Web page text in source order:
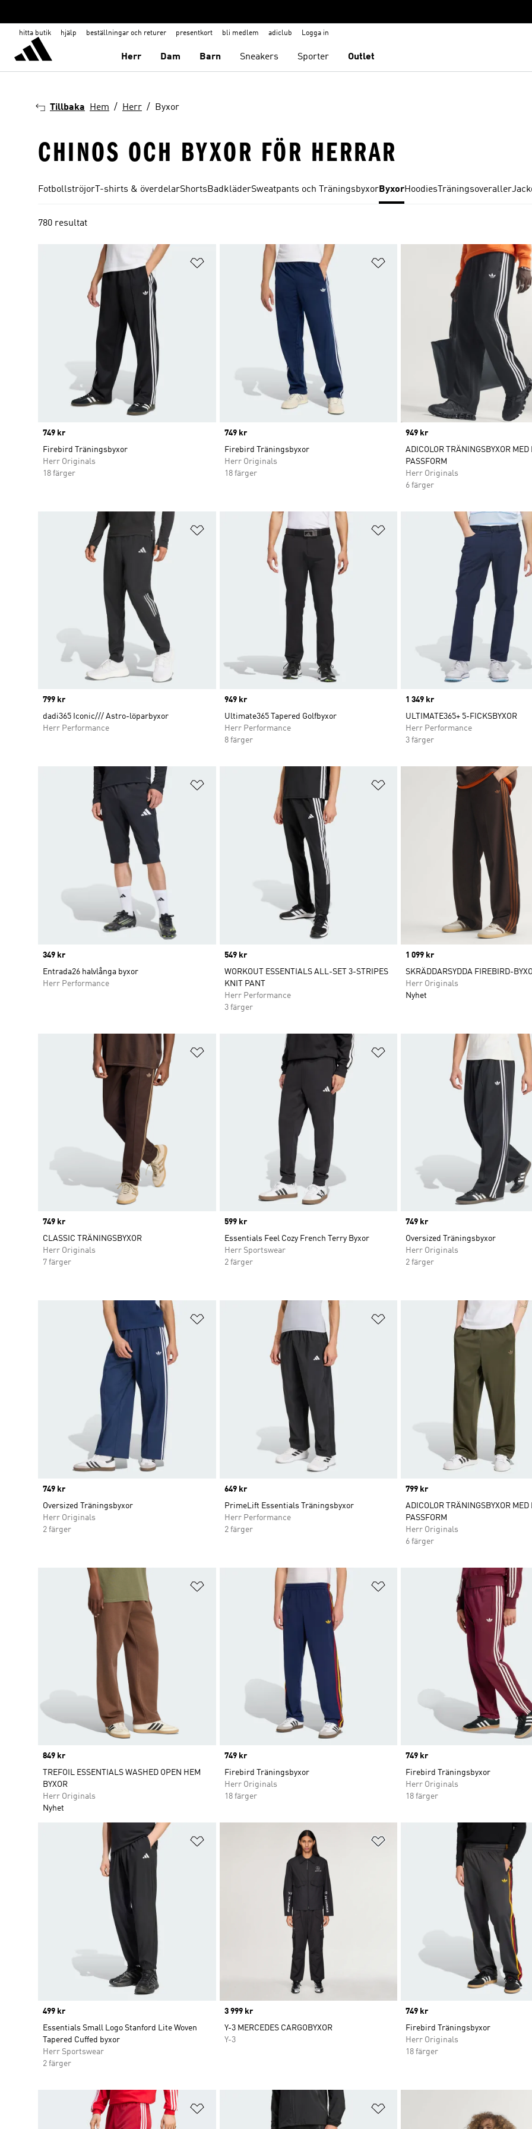
hitta butik hjälp beställningar och returer presentkort bli medlem adiclub Logga in
Herr Dam Barn Sneakers Sporter Outlet
Tillbaka Hem Herr Byxor
CHINOS OCH BYXOR FÖR HERRAR
Fotbollströjor T-shirts & överdelarShortsBadkläderSweatpants och TräningsbyxorByxorHoodies Träningsoveraller
780 resultat
Lägg till på önskelistan
Price
749 kr
Firebird Träningsbyxor
Herr Originals
18 färger
Lägg till på önskelistan
Price
749 kr
Firebird Träningsbyxor
Herr Originals
18 färger
Price
949 kr
ADICOLOR TRÄNINGSBYXOR MED
PASSFORM
Herr Originals
6 färger
Lägg till på önskelistan
Price
799 kr
dadi365 Iconic/// Astro-löparbyxor
Herr Performance
Lägg till på önskelistan
Price
949 kr
Ultimate365 Tapered Golfbyxor
Herr Performance
8 färger
Price
1 349 kr
ULTIMATE365+ 5-FICKSBYXOR
Herr Performance
3 färger
Lägg till på önskelistan
Price
349 kr
Entrada26 halvlånga byxor
Herr Performance
Lägg till på önskelistan
Price
549 kr
WORKOUT ESSENTIALS ALL-SET 3-STRIPES
KNIT PANT
Herr Performance
3 färger
Price
1 099 kr
SKRÄDDARSYDDA FIREBIRD-
Herr Originals
Nyhet
Lägg till på önskelistan
Price
749 kr
CLASSIC TRÄNINGSBYXOR
Herr Originals
7 färger
Lägg till på önskelistan
Price
599 kr
Essentials Feel Cozy French Terry Byxor
Herr Sportswear
2 färger
Price
749 kr
Oversized Träningsbyxor
Herr Originals
2 färger
Lägg till på önskelistan
Price
749 kr
Oversized Träningsbyxor
Herr Originals
2 färger
Lägg till på önskelistan
Price
649 kr
PrimeLift Essentials Träningsbyxor
Herr Performance
2 färger
Price
799 kr
ADICOLOR TRÄNINGSBYXOR MED
PASSFORM
Herr Originals
6 färger
Lägg till på önskelistan
Price
849 kr
TREFOIL ESSENTIALS WASHED OPEN HEM
BYXOR
Herr Originals
Nyhet
Lägg till på önskelistan
Price
749 kr
Firebird Träningsbyxor
Herr Originals
18 färger
Price
749 kr
Firebird Träningsbyxor
Herr Originals
18 färger
Lägg till på önskelistan
Price
499 kr
Essentials Small Logo Stanford Lite Woven
Tapered Cuffed byxor
Herr Sportswear
2 färger
Lägg till på önskelistan
Price
3 999 kr
Y-3 MERCEDES CARGOBYXOR
Y-3
Price
749 kr
Firebird Träningsbyxor
Herr Originals
18 färger
Lägg till på önskelistan